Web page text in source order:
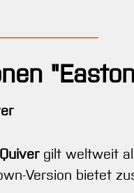
gilt weltweit
Version bietet